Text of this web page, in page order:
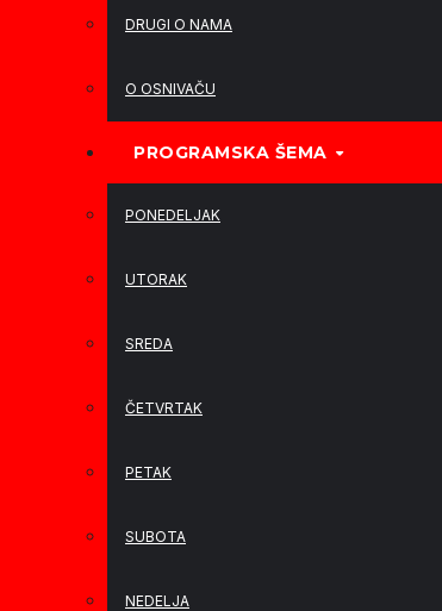
DRUGI O NAMA
O OSNIVAČU
PROGRAMSKA ŠEMA
PONEDELJAK
UTORAK
SREDA
ČETVRTAK
PETAK
SUBOTA
NEDELJA